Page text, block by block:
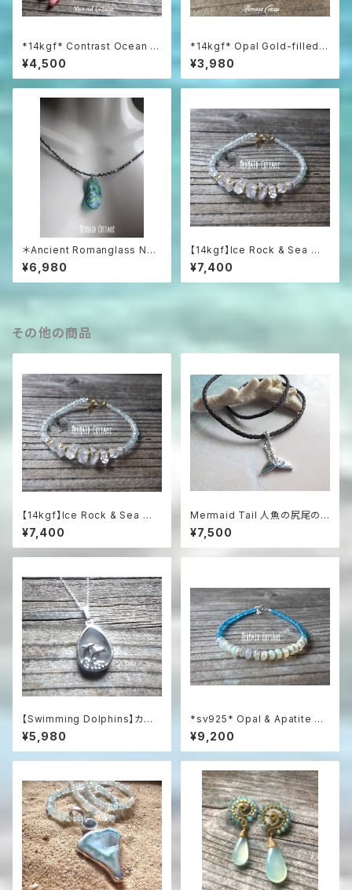
*14kgf* Contrast Ocean Br
acelet 海のコントラスト☆ハ
ーフ＆ハーフブレスレット
¥4,500
*14kgf* Opal Gold-filled B
racelet
¥3,980
＊Ancient Romanglass Nec
klace3WAY☆ローマングラス
ブラックスピネルネックレス☆ユ
ニセックス☆
¥6,980
【14kgf】Ice Rock & Sea 氷
粒のハーキマー＆アクアマリン
ブレスレット
¥7,400
その他の商品
【14kgf】Ice Rock & Sea 氷
粒のハーキマー＆アクアマリン
ブレスレット
¥7,400
Mermaid Tail 人魚の尻尾の
革紐ハワイアンネックレス パウ
アシェル＆シルバー925
¥7,500
【Swimming Dolphins】カル
セドニーの海を泳ぐイルカのネッ
クレス / SV925
¥5,980
*sv925* Opal & Apatite Oc
ean プレシャスオパールとアパ
タイトの総天然石ブレスレット
¥9,200